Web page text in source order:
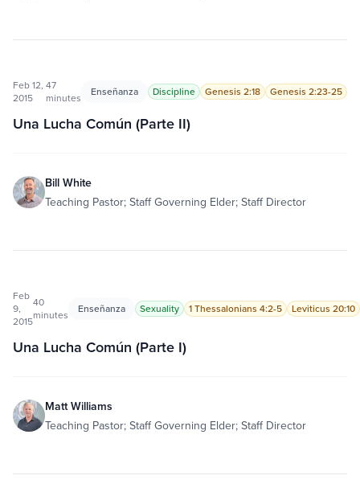
Feb 12,
2015
47
minutes
Enseñanza Discipline Genesis 2:18 Genesis 2:23-25
Una Lucha Común (Parte II)
Bill White
Teaching Pastor; Staff Governing Elder; Staff Director
Feb
9,
2015
40
minutes
Enseñanza Sexuality 1 Thessalonians 4:2-5 Leviticus 20:10
Una Lucha Común (Parte I)
Matt Williams
Teaching Pastor; Staff Governing Elder; Staff Director